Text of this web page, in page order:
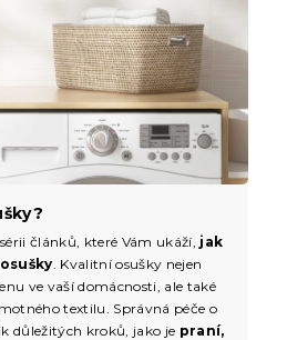
článků, které Vám ukáží, jak
. Kvalitní osušky nejen
ve vaší domácnosti, ale také
textilu. Správná péče o
důležitých kroků, jako je praní,